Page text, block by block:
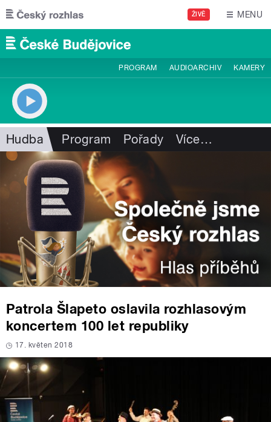
Přejít k hlavnímu obsahu
ŽIVĚ MENU
PROGRAM AUDIOARCHIV KAMERY
Hudba Program Pořady Více…
Patrola Šlapeto oslavila rozhlasovým
koncertem 100 let republiky
17. květen 2018